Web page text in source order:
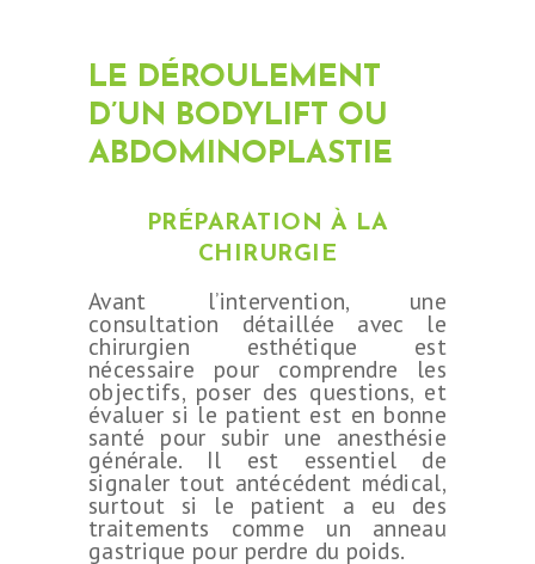
LE DÉROULEMENT
D’UN BODYLIFT OU
ABDOMINOPLASTIE
PRÉPARATION À LA
CHIRURGIE
Avant l’intervention, une
consultation détaillée avec le
chirurgien esthétique est
nécessaire pour comprendre les
objectifs, poser des questions, et
évaluer si le patient est en bonne
santé pour subir une anesthésie
générale. Il est essentiel de
signaler tout antécédent médical,
surtout si le patient a eu des
traitements comme un anneau
gastrique pour perdre du poids.